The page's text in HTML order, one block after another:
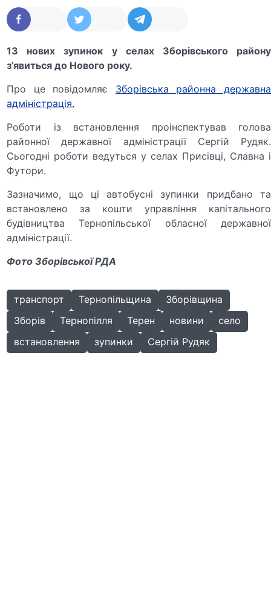
13 нових зупинок у селах Зборівського району
з’явиться до Нового року.
Про це повідомляє Зборівська районна державна
адміністрація.
Роботи із встановлення проінспектував голова
районної державної адміністрації Сергій Рудяк.
Сьогодні роботи ведуться у селах Присівці, Славна і
Футори.
Зазначимо, що ці автобусні зупинки придбано та
встановлено за кошти управління капітального
будівництва Тернопільської обласної державної
адміністрації.
Фото Зборівської РДА
транспорт Тернопільщина
Зборівщина
Зборів
Тернопілля Терен новини
село
встановлення
зупинки Сергій Рудяк